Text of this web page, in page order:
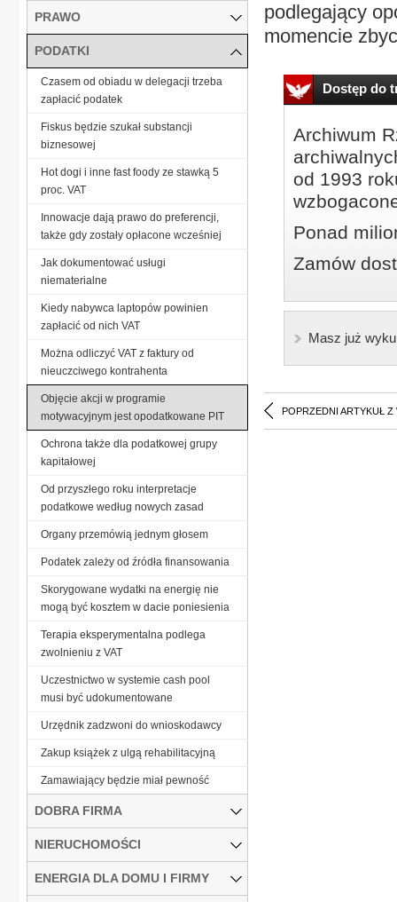
podlegający
momencie
Dostęp do
Archiwum
od 1993
Ponad
Zamów
Masz już
POPRZEDNI ARTYKUŁ Z
PRAWO
PODATKI
Czasem od obiadu w delegacji trzeba
zapłacić podatek
Fiskus będzie szukał substancji
biznesowej
Hot dogi i inne fast foody ze stawką 5
proc. VAT
Innowacje dają prawo do preferencji,
także gdy zostały opłacone wcześniej
Jak dokumentować usługi
niematerialne
Kiedy nabywca laptopów powinien
zapłacić od nich VAT
Można odliczyć VAT z faktury od
nieuczciwego kontrahenta
Objęcie akcji w programie
motywacyjnym jest opodatkowane PIT
Ochrona także dla podatkowej grupy
kapitałowej
Od przyszłego roku interpretacje
podatkowe według nowych zasad
Organy przemówią jednym głosem
Podatek zależy od źródła finansowania
Skorygowane wydatki na energię nie
mogą być kosztem w dacie poniesienia
Terapia eksperymentalna podlega
zwolnieniu z VAT
Uczestnictwo w systemie cash pool
musi być udokumentowane
Urzędnik zadzwoni do wnioskodawcy
Zakup książek z ulgą rehabilitacyjną
Zamawiający będzie miał pewność
DOBRA FIRMA
NIERUCHOMOŚCI
ENERGIA DLA DOMU I FIRMY